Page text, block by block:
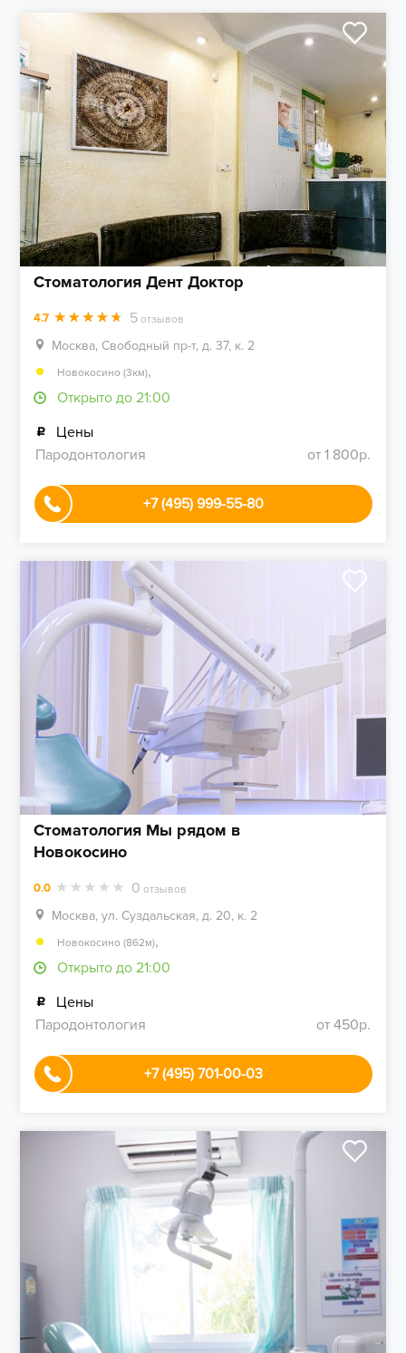
Стоматология Дент Доктор
4.7 5 отзывов
Москва, Свободный пр-т, д. 37, к. 2
Новокосино (3км),
Открыто до 21:00
Цены
Пародонтология
от 1 800р.
+7 (495) 999-55-80
Стоматология Мы рядом в
Новокосино
0.0 0 отзывов
Москва, ул. Суздальская, д. 20, к. 2
Новокосино (862м),
Открыто до 21:00
Цены
Пародонтология
от 450р.
+7 (495) 701-00-03